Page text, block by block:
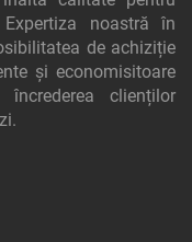
noastră în
de achiziție
și economisitoare
clienților